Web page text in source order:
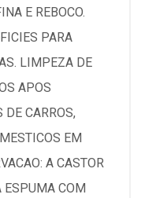
E REBOCO.
PARA
LIMPEZA DE
APOS
DE CARROS,
EM
A CASTOR
ESPUMA COM